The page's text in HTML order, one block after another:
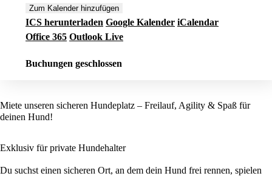
Zum Kalender hinzufügen
ICS herunterladen Google Kalender iCalendar
Office 365 Outlook Live
Buchungen geschlossen
Miete unseren sicheren Hundeplatz – Freilauf, Agility & Spaß für
deinen Hund!
Exklusiv für private Hundehalter
Du suchst einen sicheren Ort, an dem dein Hund frei rennen, spielen